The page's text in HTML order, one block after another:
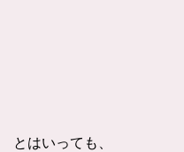
とはいっても、